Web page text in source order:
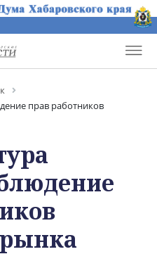
прав работников